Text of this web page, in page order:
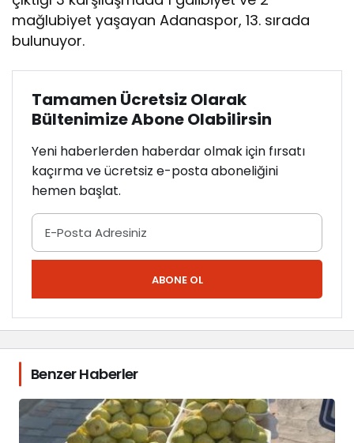
mağlubiyet yaşayan Adanaspor, 13. sırada
bulunuyor.
Tamamen Ücretsiz Olarak
Bültenimize Abone Olabilirsin
Yeni haberlerden haberdar olmak için fırsatı
kaçırma ve ücretsiz e-posta aboneliğini
hemen başlat.
ABONE OL
Benzer Haberler